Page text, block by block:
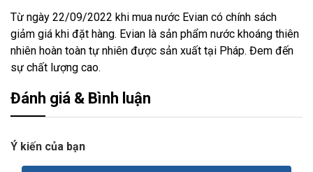
Từ ngày 22/09/2022 khi mua nước Evian có chính sách
giảm giá khi đặt hàng. Evian là sản phẩm nước khoáng thiên
nhiên hoàn toàn tự nhiên được sản xuất tại Pháp. Đem đến
sự chất lượng cao.
Đánh giá & Bình luận
Ý kiến của bạn